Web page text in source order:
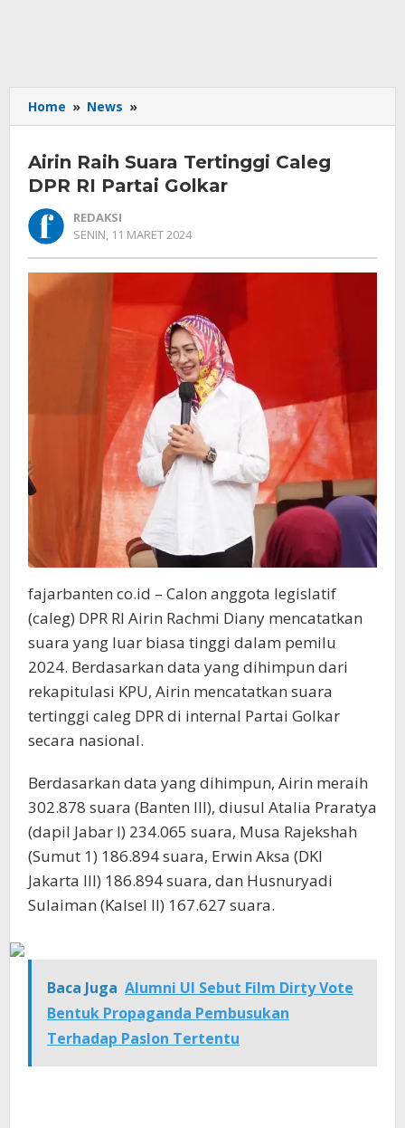
Home » News »
Raih
Tertinggi
Caleg
Partai
Golkar
Airin Raih Suara Tertinggi Caleg
DPR RI Partai Golkar
REDAKSI
SENIN, 11 MARET 2024
fajarbanten co.id – Calon anggota legislatif
(caleg) DPR RI Airin Rachmi Diany mencatatkan
suara yang luar biasa tinggi dalam pemilu
2024. Berdasarkan data yang dihimpun dari
rekapitulasi KPU, Airin mencatatkan suara
tertinggi caleg DPR di internal Partai Golkar
secara nasional.
Berdasarkan data yang dihimpun, Airin meraih
302.878 suara (Banten III), diusul Atalia Praratya
(dapil Jabar I) 234.065 suara, Musa Rajekshah
(Sumut 1) 186.894 suara, Erwin Aksa (DKI
Jakarta III) 186.894 suara, dan Husnuryadi
Sulaiman (Kalsel II) 167.627 suara.
Baca Juga Alumni UI Sebut Film Dirty Vote
Bentuk Propaganda Pembusukan
Terhadap Paslon Tertentu